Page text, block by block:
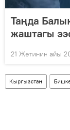
Таңда
жаштагы
21 Жетинин айы
Кыргызстан